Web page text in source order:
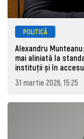
POLITICĂ
Alexandru
mai aliniată la
instituții și în
31 martie 2026, 15:25